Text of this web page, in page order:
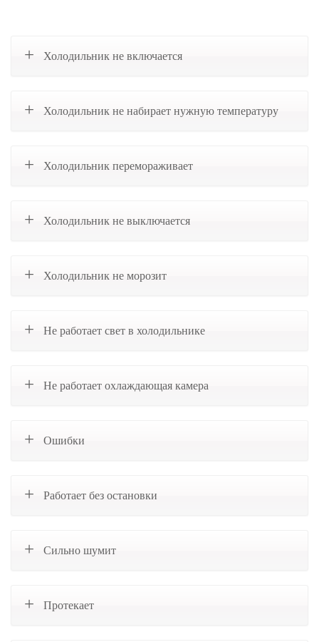
Холодильник не включается
Холодильник не набирает нужную температуру
Холодильник перемораживает
Холодильник не выключается
Холодильник не морозит
Не работает свет в холодильнике
Не работает охлаждающая камера
Ошибки
Работает без остановки
Сильно шумит
Протекает